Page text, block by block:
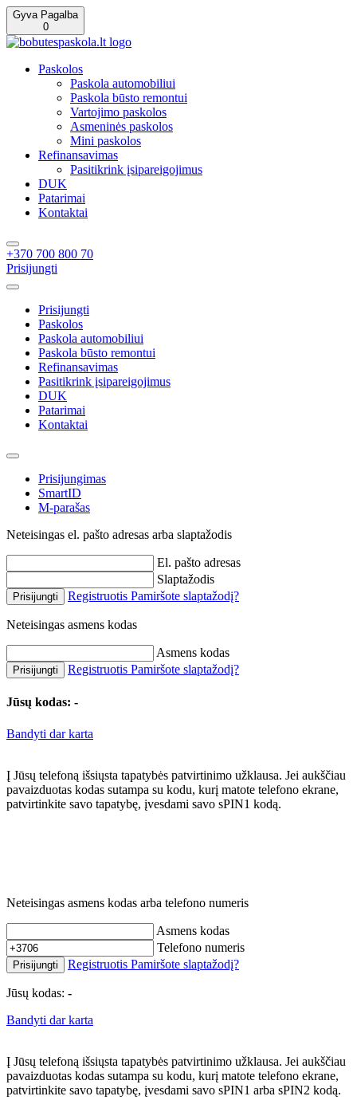
Gyva Pagalba
0
Paskolos
Paskola automobiliui
Paskola būsto remontui
Vartojimo paskolos
Asmeninės paskolos
Mini paskolos
Refinansavimas
Pasitikrink įsipareigojimus
DUK
Patarimai
Kontaktai
+370 700 800 70
Prisijungti
Prisijungti
Paskolos
Paskola automobiliui
Paskola būsto remontui
Refinansavimas
Pasitikrink įsipareigojimus
DUK
Patarimai
Kontaktai
Prisijungimas
SmartID
M-parašas
Neteisingas el. pašto adresas arba slaptažodis
El. pašto adresas
Slaptažodis
Prisijungti Registruotis Pamiršote slaptažodį?
Neteisingas asmens kodas
Asmens kodas
Prisijungti Registruotis Pamiršote slaptažodį?
Jūsų kodas: -
Bandyti dar karta
Į Jūsų telefoną išsiųsta tapatybės patvirtinimo užklausa. Jei aukščiau
pavaizduotas kodas sutampa su kodu, kurį matote telefono ekrane,
patvirtinkite savo tapatybę, įvesdami savo sPIN1 kodą.
Neteisingas asmens kodas arba telefono numeris
Asmens kodas
Telefono numeris
Prisijungti Registruotis Pamiršote slaptažodį?
Jūsų kodas: -
Bandyti dar karta
Į Jūsų telefoną išsiųsta tapatybės patvirtinimo užklausa. Jei aukščiau
pavaizduotas kodas sutampa su kodu, kurį matote telefono ekrane,
patvirtinkite savo tapatybę, įvesdami savo sPIN1 arba sPIN2 kodą.